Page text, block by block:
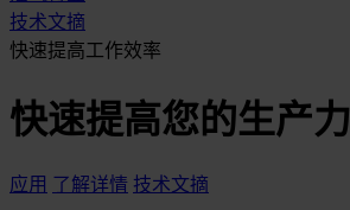
技术文摘
快速提高工作效率
快速提高您的生产力
应用 了解详情 技术文摘